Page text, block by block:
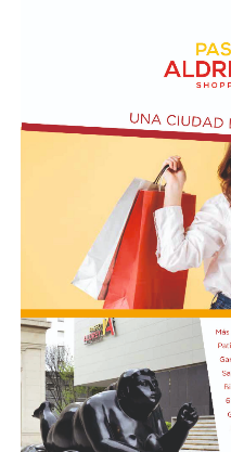
Patrimonio Mundial de
proteger el Golfo San
económicas que
como la pesca y el turismo.
Finalmente, sostuvo que
representa un respaldo
las comunidades costeras
inicio del proyecto y
pronunciamiento
profunda de sus impactos
obras continúen. Radio
resistencia a la autoridad
agravados por el fin de
a abstenerse de cumplir
Según la denuncia,
organizaciones sociales,
inmediaciones del
arrojó piedras,
contra los efectivos de las
apostados en el lugar, y
bancos públicos para
se registraron daños en
vehículos policiales.
El Ministerio de
que ordene preservar los